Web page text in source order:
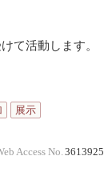
て活動します。
展示
Access No. 3613925